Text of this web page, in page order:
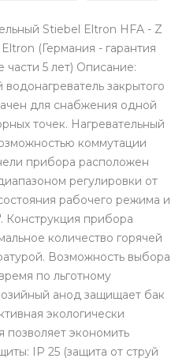
Stiebel Eltron HFA - Z
(Германия - гарантия
части 5 лет) Описание:
закрытого
для снабжения одной
точек. Нагревательный
коммутации
прибора расположен
регулировки от
рабочего режима и
Конструкция прибора
количество горячей
Возможность выбора
по льготному
анод защищает бак
экологически
позволяет экономить
IP 25 (защита от струй